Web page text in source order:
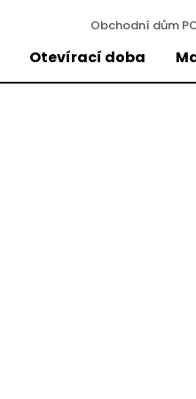
Obchodní dům
Otevírací doba